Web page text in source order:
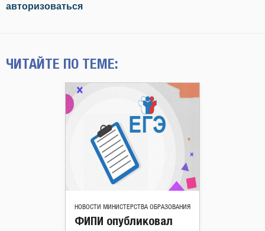
авторизоваться
ЧИТАЙТЕ ПО ТЕМЕ:
НОВОСТИ МИНИСТЕРСТВА ОБРАЗОВАНИЯ
ФИПИ опубликовал